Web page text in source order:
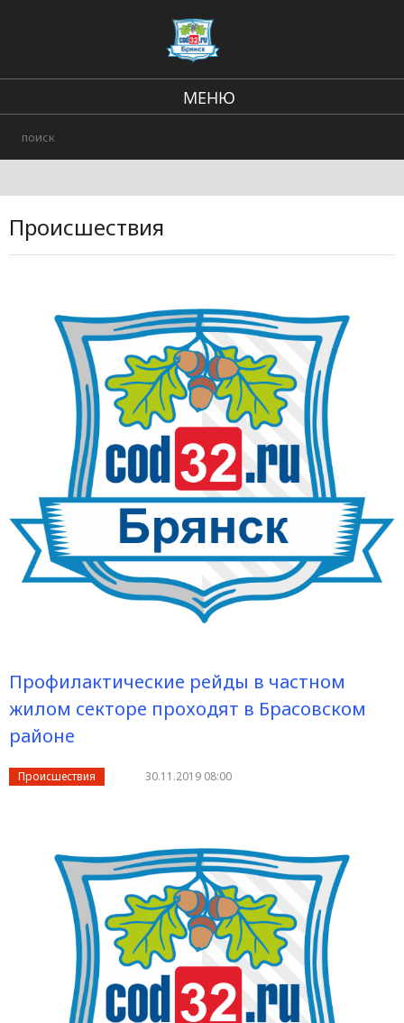
МЕНЮ
Городские события
Происшествия
Профилактические рейды в частном
жилом секторе проходят в Брасовском
районе
Происшествия 30.11.2019 08:00